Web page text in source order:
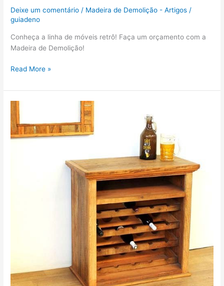
Deixe um comentário / Madeira de Demolição - Artigos /
guiadeno
Conheça a linha de móveis retrô! Faça um orçamento com a
Madeira de Demolição!
Read More »
Móveis
Rústicos